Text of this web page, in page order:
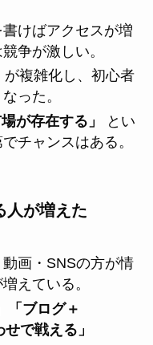
けばアクセスが増
争が激しい。
複雑化し、初心者
った。
が存在する」
とい
チャンスはある。
が増えた
画・SNSの方が情
えている。
「ブログ＋
で戦える」